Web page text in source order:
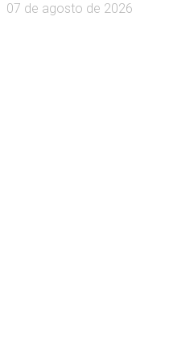
07 de agosto de 2026